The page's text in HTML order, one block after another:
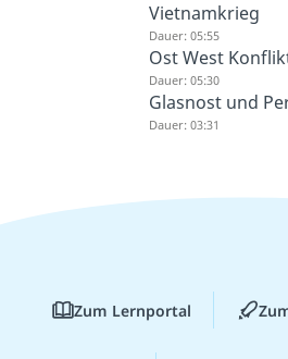
Vietnamkrieg
Dauer: 05:55
Ost West
Dauer: 05:30
Glasnost und
Dauer: 03:31
Zum Lernportal